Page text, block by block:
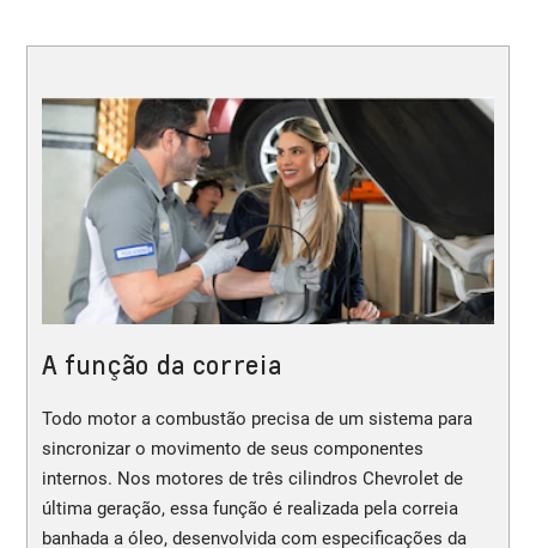
A função da correia
Todo motor a combustão precisa de um sistema para
sincronizar o movimento de seus componentes
internos. Nos motores de três cilindros Chevrolet de
última geração, essa função é realizada pela correia
banhada a óleo, desenvolvida com especificações da